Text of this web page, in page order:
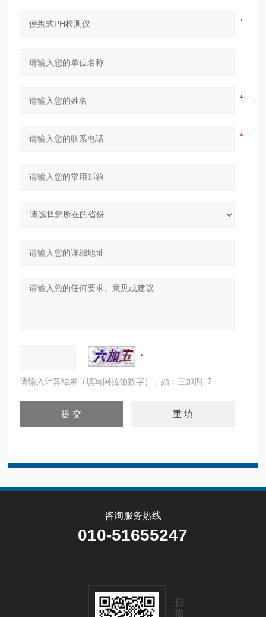
请输入计算结果（填写阿拉伯数字），如：三加四=7
咨询服务热线
010-51655247
扫
描